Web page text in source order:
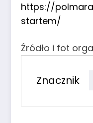
https://
startem/
Źródło i fot
Znacznik